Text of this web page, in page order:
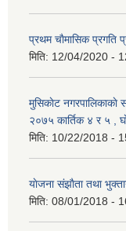
प्रथम चाैमासिक प्रगति
मिति: 12/04/2020 -
मुसिकाेट नगरपालिकाकाे
२०७५ कार्तिक ४ र ५ ,
मिति: 10/22/2018 -
याेजना संझाैता तथा
मिति: 08/01/2018 -